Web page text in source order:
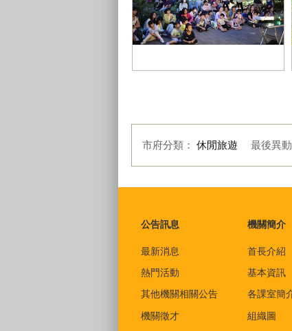
市府分類： 休閒旅遊 最後異
公告訊息
最新消息
熱門活動
其他機關相關公告
機關徵才
機關簡介
首長介紹
基本資訊
各課室簡
組織圖